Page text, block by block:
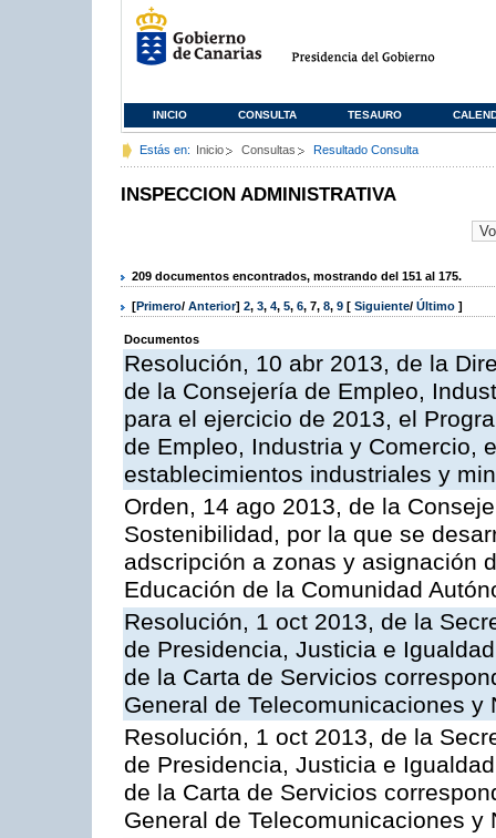
INICIO CONSULTA TESAURO
Estás en: Inicio Consultas Resultado Consulta
INSPECCION ADMINISTRATIVA
209 documentos encontrados, mostrando del 151 al 175.
[Primero/ Anterior] 2, 3, 4, 5, 6, 7, 8, 9 [ Siguiente/ Último ]
Documentos
Resolución, 10 abr 2013, de la
de la Consejería de Empleo,
para el ejercicio de 2013, el
de Empleo, Industria y Comercio,
establecimientos industriales y
Orden, 14 ago 2013, de la
Sostenibilidad, por la que se
adscripción a zonas y asignación
Educación de la Comunidad
Resolución, 1 oct 2013, de la
de Presidencia, Justicia e
de la Carta de Servicios
General de Telecomunicaciones y
Resolución, 1 oct 2013, de la
de Presidencia, Justicia e
de la Carta de Servicios
General de Telecomunicaciones y